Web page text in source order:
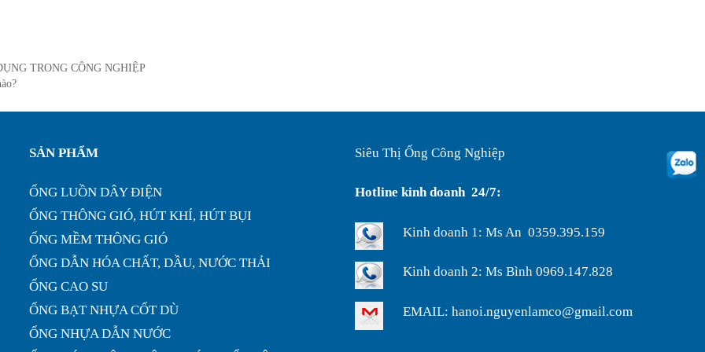
TRONG CÔNG NGHIỆP
Ưu điểm của ống nhựa xếp
định hình phi 200...
SẢN PHẨM
ỐNG LUỒN DÂY ĐIỆN
ỐNG THÔNG GIÓ, HÚT KHÍ, HÚT BỤI
ỐNG MỀM THÔNG GIÓ
ỐNG DẪN HÓA CHẤT, DẦU, NƯỚC THẢI
ỐNG CAO SU
ỐNG BẠT NHỰA CỐT DÙ
ỐNG NHỰA DẪN NƯỚC
Siêu Thị Ống Công Nghiệp
Hotline kinh doanh 24/7:
Kinh doanh 1: Ms An 0359.395.159
Kinh doanh 2: Ms Bình 0969.147.828
EMAIL: hanoi.nguyenlamco@gmail.com